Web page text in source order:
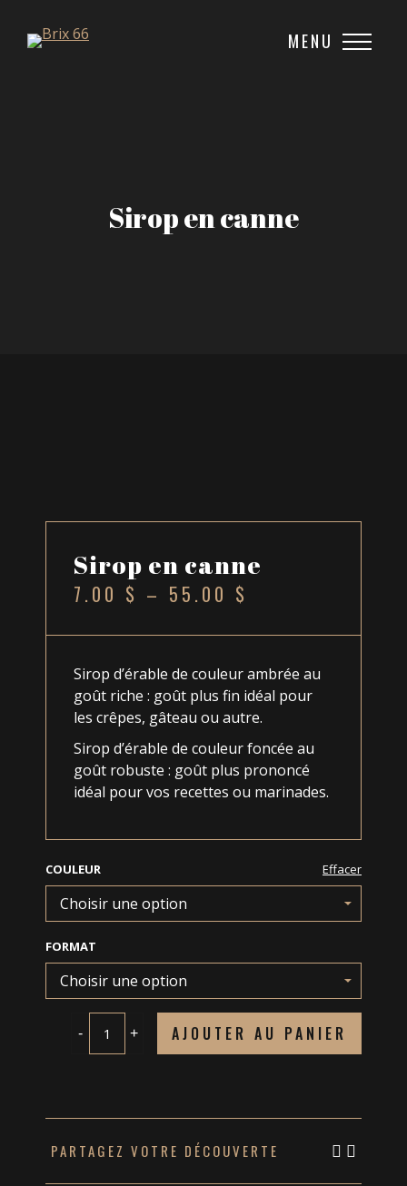
MENU
Sirop en canne
Sirop en canne
7.00 $ – 55.00 $
Sirop d’érable de couleur ambrée au
goût riche : goût plus fin idéal pour
les crêpes, gâteau ou autre.
Sirop d’érable de couleur foncée au
goût robuste : goût plus prononcé
idéal pour vos recettes ou marinades.
COULEUR
FORMAT
Effacer
AJOUTER AU PANIER
PARTAGEZ VOTRE DÉCOUVERTE
Share
onon